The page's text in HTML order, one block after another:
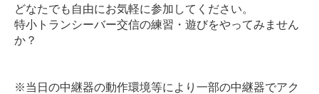
どなたでも自由にお気軽に参加してください。
特小トランシーバー交信の練習・遊びをやってみません
か？
※当日の中継器の動作環境等により一部の中継器でアク